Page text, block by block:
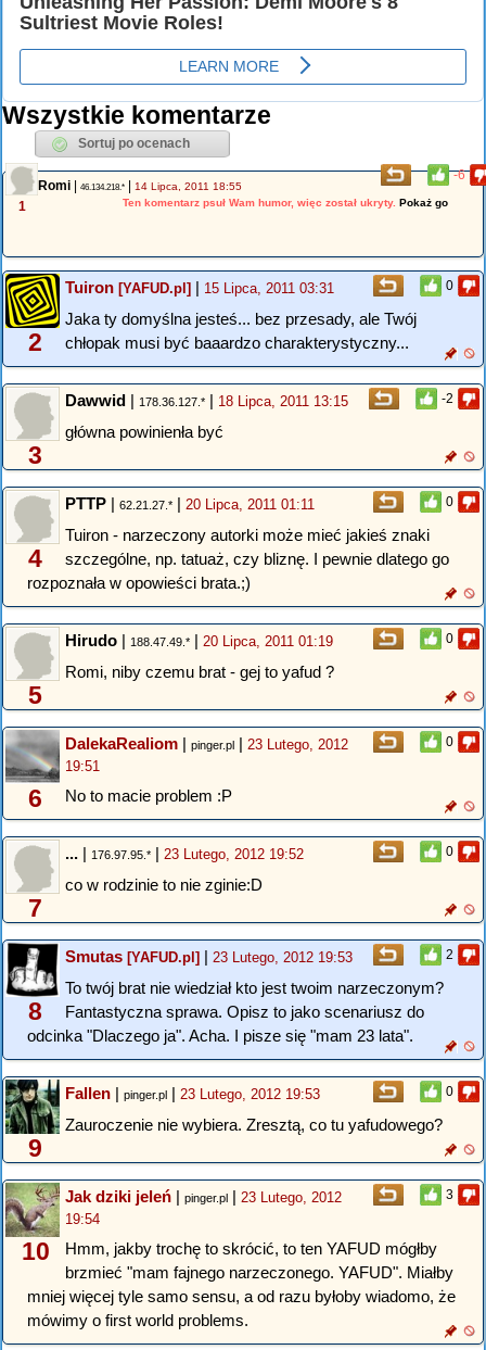
Wszystkie komentarze
-6
1
Romi | 46.134.218.* | 14 Lipca, 2011 18:55
Ten komentarz psuł Wam humor, więc został ukryty. Pokaż go
0
2
Tuiron [YAFUD.pl] | 15 Lipca, 2011 03:31
Jaka ty domyślna jesteś... bez przesady, ale Twój
chłopak musi być baaardzo charakterystyczny...
-2
3
Dawwid | 178.36.127.* | 18 Lipca, 2011 13:15
główna powinienła być
0
4
PTTP | 62.21.27.* | 20 Lipca, 2011 01:11
Tuiron - narzeczony autorki może mieć jakieś znaki
szczególne, np. tatuaż, czy bliznę. I pewnie dlatego go
rozpoznała w opowieści brata.;)
0
5
Hirudo | 188.47.49.* | 20 Lipca, 2011 01:19
Romi, niby czemu brat - gej to yafud ?
0
6
DalekaRealiom | pinger.pl | 23 Lutego, 2012
19:51
No to macie problem :P
0
7
... | 176.97.95.* | 23 Lutego, 2012 19:52
co w rodzinie to nie zginie:D
2
8
Smutas [YAFUD.pl] | 23 Lutego, 2012 19:53
To twój brat nie wiedział kto jest twoim narzeczonym?
Fantastyczna sprawa. Opisz to jako scenariusz do
odcinka "Dlaczego ja". Acha. I pisze się "mam 23 lata".
0
9
Fallen | pinger.pl | 23 Lutego, 2012 19:53
Zauroczenie nie wybiera. Zresztą, co tu yafudowego?
3
10
Jak dziki jeleń | pinger.pl | 23 Lutego, 2012
19:54
Hmm, jakby trochę to skrócić, to ten YAFUD mógłby
brzmieć "mam fajnego narzeczonego. YAFUD". Miałby
mniej więcej tyle samo sensu, a od razu byłoby wiadomo, że
mówimy o first world problems.